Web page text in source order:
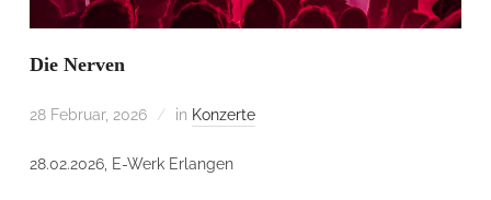
Die Nerven
28 Februar, 2026 in Konzerte
28.02.2026, E-Werk Erlangen